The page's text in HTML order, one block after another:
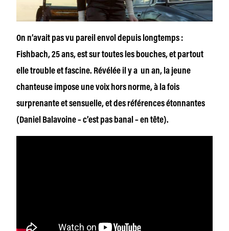
On n’avait pas vu pareil envol depuis longtemps :
Fishbach, 25 ans, est sur toutes les bouches, et partout
elle trouble et fascine. Révélée il y a un an, la jeune
chanteuse impose une voix hors norme, à la fois
surprenante et sensuelle, et des références étonnantes
(Daniel Balavoine – c’est pas banal – en tête).